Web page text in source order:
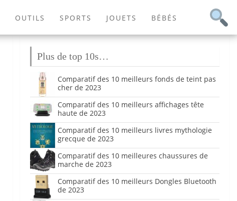
OUTILS SPORTS JOUETS BÉBÉS
Plus de top 10s…
Comparatif des 10 meilleurs fonds de teint pas
cher de 2023
Comparatif des 10 meilleurs affichages tête
haute de 2023
Comparatif des 10 meilleurs livres mythologie
grecque de 2023
Comparatif des 10 meilleures chaussures de
marche de 2023
Comparatif des 10 meilleurs Dongles Bluetooth
de 2023